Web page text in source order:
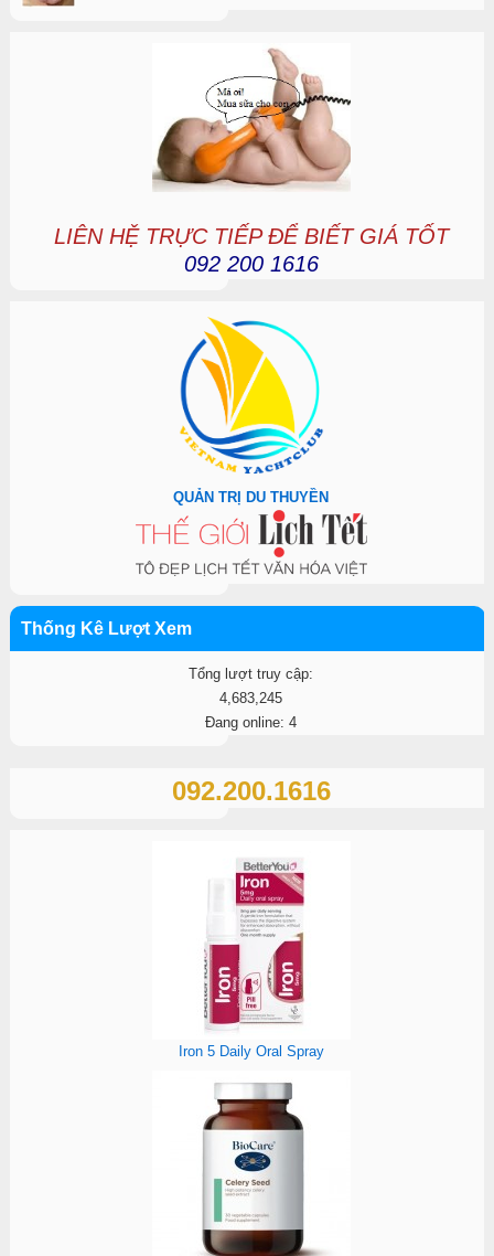
LIÊN HỆ TRỰC TIẾP ĐỂ BIẾT GIÁ TỐT
092 200 1616
QUẢN TRỊ DU THUYỀN
Thống Kê Lượt Xem
Tổng lượt truy cập:
4,683,245
Đang online: 4
092.200.1616
Iron 5 Daily Oral Spray